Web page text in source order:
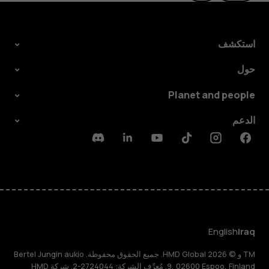
استكشف
حول
Planet and people
الدعم
Facebook
Instagram
Tiktok
Youtube
Linkedin
Discord
Iraq
English
TM و © 2026 HMD Global. جميع الحقوق محفوظة. Bertel Jungin aukio
9, 02600 Espoo, Finland. مُعرِّف الشركة: 2724044-2. شركة HMD